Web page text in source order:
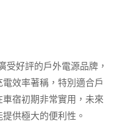
好評的戶外電源品牌，
效率著稱，特別適合戶
宿初期非常實用，未來
供極大的便利性。